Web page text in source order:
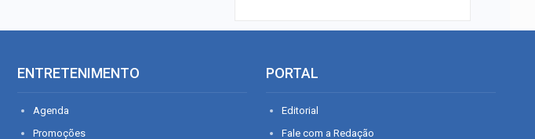
ENTRETENIMENTO
Agenda
Promoções
PORTAL
Editorial
Fale com a Redação